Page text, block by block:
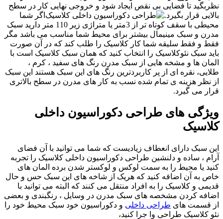
نظربگید تا فضایی بی نقص ایجاد شود و خروجی نهایی کار در سطح
بالایی قرار بگیرد.
اگر شما
محیطی با سقف کوتاه تر از 3متر یا متراژی زیر 110 متر دارید سبک
مدرن و سبک مینیمال بیشتر برای محیط شما مناسب می باشد مگر
فقط و فقط سلیقه شما کار کلاسیک را طلب کند که در آن صورت
باید سبک نئوکلاسیک را انتخاب کنید که همان سبک کلاسیک است با
المان ها و مشخه هایی از سبک مدرن رنگ های سفید ، کرم ،
طلایی، نقره ای از پر کاربردترین رنگ های این سبک هستند این سبک
از نظر هزینه ی تمام شده نسب به کار های مدرن در سطح بالاتری
قرار می گیرد.
ویژگی های طراحی دکوراسیون داخلی
کلاسیک
این سبک دارای انعطاف زیادیست که شما می توانید با آن فضای
آرام ، ساده و دلنشین طراحی دکوراسیون داخلی کلاسیک را تجربه
کنید یا محیط را به سمت لوکس و لوکستر شدن برده المان های
خاص به آن اضافه کنید که هریک از شاخه های این سبک حس و حال
قدیمی و کلاسیک را به افراد منتقل می کنند که البته می توانید با
اضافه کردن مشخصه های سبک مدرن در وسایل ، رنگبندی و بعضی
از قسمت های طراحی داخلی و دکوراسیون خود سبک محیط خود را
نئو کلاسیک طراحی وا جرا کنید،